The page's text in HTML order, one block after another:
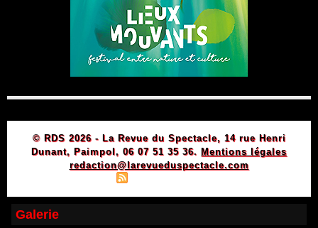
© RDS 2026 - La Revue du Spectacle, 14 rue Henri
Dunant, Paimpol, 06 07 51 35 36. Mentions légales
redaction@larevueduspectacle.com
Galerie